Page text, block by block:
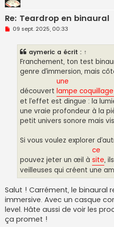
Re: Teardrop en binaural
M
09 sept. 2025, 00:33
aymeric a écrit : ↑
Franchement, ton test
genre d’immersion, mais
découvert
une
lampe
et l’effet est dingue : la
une vraie profondeur à la
petit univers sonore mais
Si vous voulez explorer
pouvez jeter un œil à
ce
site,
veilleuses qui créent une
Salut ! Carrément, le binaural
immersive. Avec un casque
level. Hâte aussi de voir les
ça promet !